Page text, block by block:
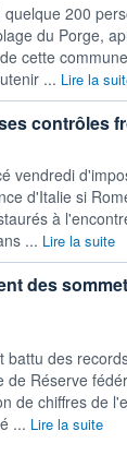
200
du Porge,
cette
... Lire la
contrôles
vendredi
d'Italie si
à
... Lire la suite
des
des
Réserve
de chiffres de
... Lire la suite